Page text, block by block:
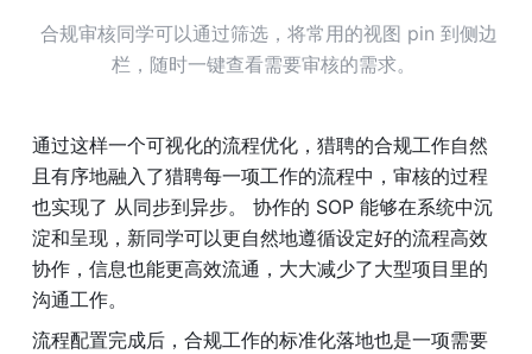
合规审核同学可以通过筛选，将常用的视图 pin 到侧边
栏，随时一键查看需要审核的需求。
通过这样一个可视化的流程优化，猎聘的合规工作自然
且有序地融入了猎聘每一项工作的流程中，审核的过程
也实现了 从同步到异步。 协作的 SOP 能够在系统中沉
淀和呈现，新同学可以更自然地遵循设定好的流程高效
协作，信息也能更高效流通，大大减少了大型项目里的
沟通工作。
流程配置完成后，合规工作的标准化落地也是一项需要